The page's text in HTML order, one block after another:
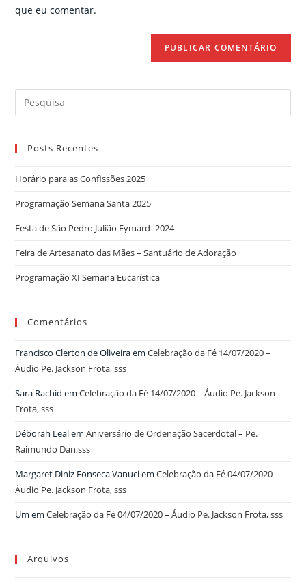
que eu comentar.
Search
for:
Posts Recentes
Horário para as Confissões 2025
Programação Semana Santa 2025
Festa de São Pedro Julião Eymard -2024
Feira de Artesanato das Mães – Santuário de Adoração
Programação XI Semana Eucarística
Comentários
Francisco Clerton de OliveiraemCelebração da Fé 14/07/2020 –
Áudio Pe. Jackson Frota, sss
Sara Rachid emCelebração da Fé 14/07/2020 – Áudio Pe. Jackson
Frota, sss
Déborah LealemAniversário de Ordenação Sacerdotal – Pe.
Raimundo Dan,sss
Margaret Diniz Fonseca VanuciemCelebração da Fé 04/07/2020 –
Áudio Pe. Jackson Frota, sss
Um emCelebração da Fé 04/07/2020 – Áudio Pe. Jackson Frota, sss
Arquivos